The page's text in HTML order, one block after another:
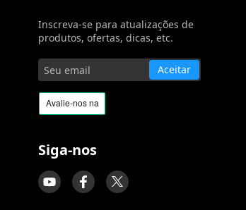
Inscreva-se para atualizações de
produtos, ofertas, dicas, etc.
Aceitar
Siga-nos